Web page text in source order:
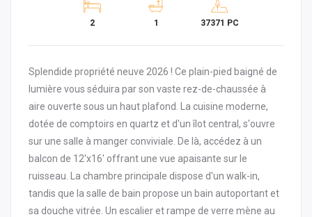
2 1 37371 PC
Splendide propriété neuve 2026 ! Ce plain-pied baigné de
lumière vous séduira par son vaste rez-de-chaussée à
aire ouverte sous un haut plafond. La cuisine moderne,
dotée de comptoirs en quartz et d'un îlot central, s'ouvre
sur une salle à manger conviviale. De là, accédez à un
balcon de 12'x16' offrant une vue apaisante sur le
ruisseau. La chambre principale dispose d'un walk-in,
tandis que la salle de bain propose un bain autoportant et
sa douche vitrée. Un escalier et rampe de verre mène au